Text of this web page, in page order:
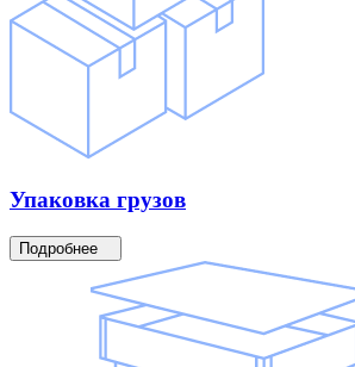
Упаковка грузов
Подробнее